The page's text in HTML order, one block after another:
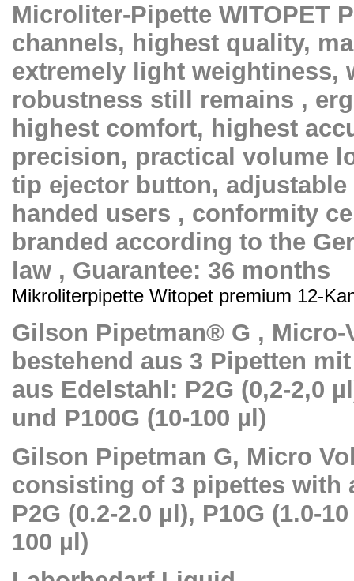
Microliter-Pipette WITOPET
channels, highest quality,
extremely light weightiness,
robustness still remains ,
highest comfort, highest
precision, practical volume
tip ejector button,
handed users , conformity
branded according to the
law , Guarantee: 36 months
Mikroliterpipette Witopet premium 12-
Gilson Pipetman® G , Micro-
bestehend aus 3 Pipetten
aus Edelstahl: P2G (0,2-2,0
und P100G (10-100 µl)
Gilson Pipetman G, Micro
consisting of 3 pipettes with
P2G (0.2-2.0 µl), P10G (1.0-
100 µl)